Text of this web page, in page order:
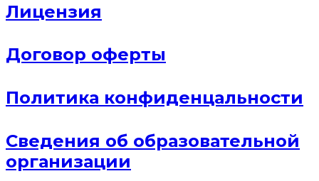
Лицензия
Договор оферты
Политика конфиденцальности
Сведения об образовательной
организации